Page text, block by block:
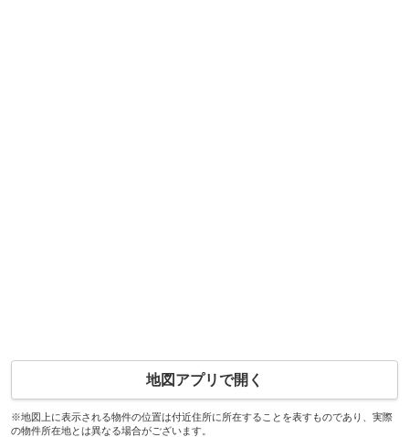
地図アプリで開く
※地図上に表示される物件の位置は付近住所に所在することを表すものであり、実際
の物件所在地とは異なる場合がございます。